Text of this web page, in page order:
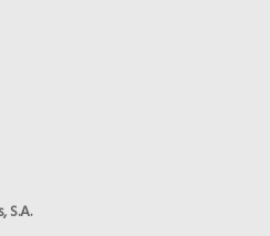
S.A.